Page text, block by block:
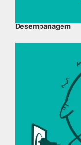
Desempanagem